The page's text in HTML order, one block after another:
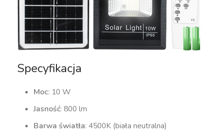
Specyfikacja
Moc: 10 W
Jasność: 800 lm
Barwa światła: 4500K (biała neutralna)